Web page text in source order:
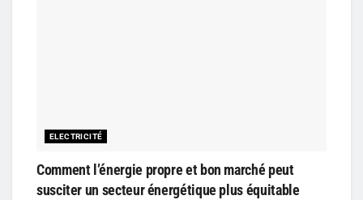
ELECTRICITÉ
Comment l’énergie propre et bon marché peut
susciter un secteur énergétique plus équitable